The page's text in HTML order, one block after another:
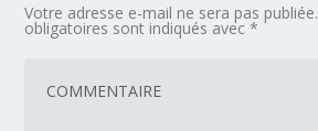
Votre adresse e-mail ne sera pas publiée.
obligatoires sont indiqués avec*